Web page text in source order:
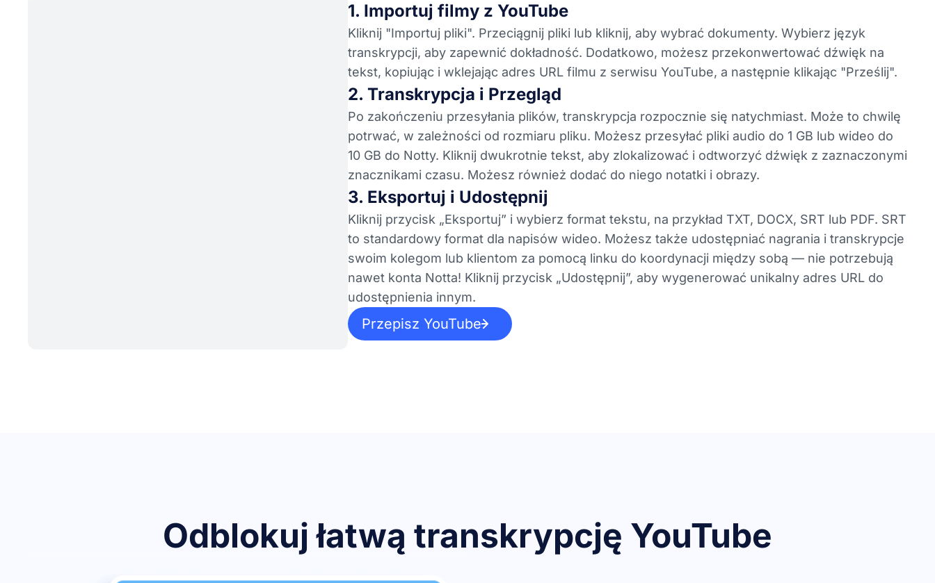
1. Importuj filmy z YouTube
Kliknij "Importuj pliki". Przeciągnij pliki lub kliknij, aby wybrać dokumenty. Wybierz język
transkrypcji, aby zapewnić dokładność. Dodatkowo, możesz przekonwertować dźwięk na
tekst, kopiując i wklejając adres URL filmu z serwisu YouTube, a następnie klikając "Prześlij".
2. Transkrypcja i Przegląd
Po zakończeniu przesyłania plików, transkrypcja rozpocznie się natychmiast. Może to chwilę
potrwać, w zależności od rozmiaru pliku. Możesz przesyłać pliki audio do 1 GB lub wideo do
10 GB do Notty. Kliknij dwukrotnie tekst, aby zlokalizować i odtworzyć dźwięk z zaznaczonymi
znacznikami czasu. Możesz również dodać do niego notatki i obrazy.
3. Eksportuj i Udostępnij
Kliknij przycisk „Eksportuj” i wybierz format tekstu, na przykład TXT, DOCX, SRT lub PDF. SRT
to standardowy format dla napisów wideo. Możesz także udostępniać nagrania i transkrypcje
swoim kolegom lub klientom za pomocą linku do koordynacji między sobą — nie potrzebują
nawet konta Notta! Kliknij przycisk „Udostępnij”, aby wygenerować unikalny adres URL do
udostępnienia innym.
Przepisz YouTube
Odblokuj łatwą transkrypcję YouTube